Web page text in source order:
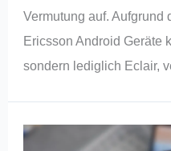
Vermutung auf.
Ericsson Android Geräte
sondern lediglich Eclair,